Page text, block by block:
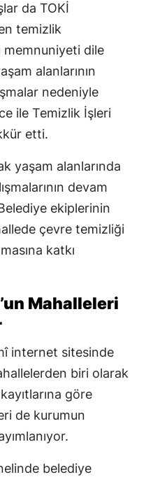
da TOKİ
temizlik
memnuniyeti dile
alanlarının
nedeniyle
ile Temizlik İşleri
etti.
yaşam alanlarında
devam
ekiplerinin
çevre temizliği
katkı
Mahalleleri
internet sitesinde
biri olarak
göre
de kurumun
belediye